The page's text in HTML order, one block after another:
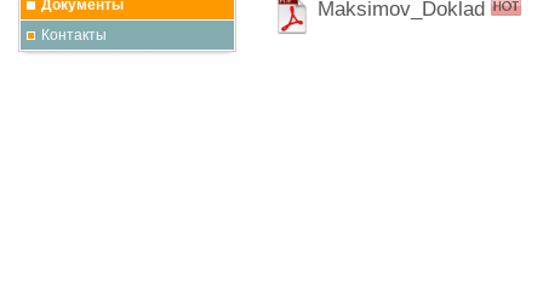
Документы
Контакты
Maksimov_Doklad